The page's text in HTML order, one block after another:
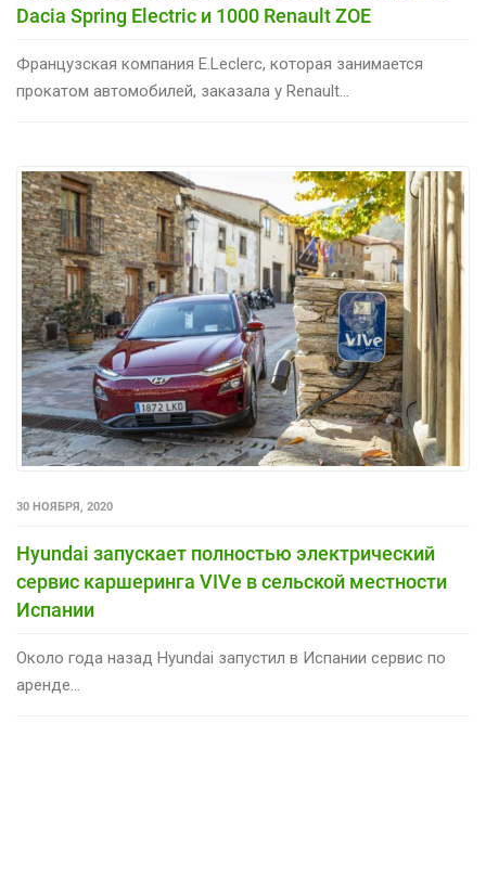
Dacia Spring Electric и 1000 Renault ZOE
Французская компания E.Leclerc, которая занимается
прокатом автомобилей, заказала у Renault...
30 НОЯБРЯ, 2020
Hyundai запускает полностью электрический
сервис каршеринга VIVe в сельской местности
Испании
Около года назад Hyundai запустил в Испании сервис по
аренде...